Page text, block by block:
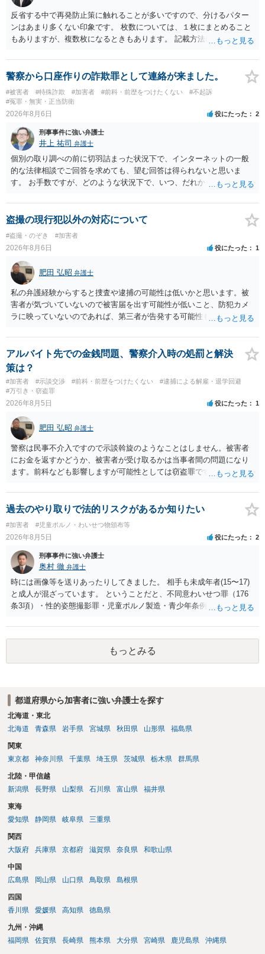
反省する中で再発防止策に触れることが多いですので、分けるパター
ンはあまり多くない印象です。 枚数については、１枚にまとめること
もありますが、複数枚になるときもあります。 記載方法については、
います。 したがいまして、いずれも良いかと考えます。
警察から口座作りの詐欺罪として連絡が来ました。
#被害者 #特殊詐欺 #加害者 #前科・前歴をつけたくない
#不起訴
#冤罪・無実・正当防衛
2026年8月6日 役にたった 2
刑事事件に強い弁護士
井上 祐司 弁護士
個別の取り調べの前に切羽詰まった状況下で、インターネットの一般
的な法律相談でご回答を求めても、望む回答は得られないと思いま
す。 お手数ですが、どのような状況下で、いつ、だれからどのような
の程度だと聞いているのかということについて、お近くで詳細な法律
相談を受けられたうえで対処方法を探された方がよいと思われます。
一般論でいえば、任意取り調べの場合、ＩＣレコーダーを持参して取
り調べ内容を録音することは必須だと考えます。
盗撮の現行犯以外の対応について
#盗撮・のぞき #加害者
2026年8月6日 役にたった 1
肥田 弘昭 弁護士
私の弁護経験からすると捜査や逮捕の可能性は低いかと思います。被
害者が気づいていないので被害届を出す可能性が低いこと、防犯カメ
ラに映っていないのであれば、第三者が告発する可能性も低いこと、
座る女性を盗撮(全体像写真1枚と5秒程度の動画)してしまいました。下
着や胸など強調したものではありません。」とありますが、少なくと
も捜査段階では性的姿態等撮影罪の被疑事実で逮捕勾留されるケース
が私の弁護経験では多くなった印象です（最終的には不起訴ないし各
都道府県の迷惑防止条例違反になることもあります）。2度としないこ
とをお勧めいたします。ご参考にしてください。
アルバイト先での金銭問題、警察介入時の処罰と解決
策は？
#加害者 #示談交渉 #前科・前歴をつけたくない
#逮捕による解雇・退学回避
#万引き・窃盗罪
2026年8月5日 役にたった 1
肥田 弘昭 弁護士
警察は民事不介入ですので示談斡旋のようなことはしません。被害者
にお金を返すかどうか、被害者が受け取るかは当事者間の問題になり
ます。前科なども影響しますが可能性としては窃盗罪ですので、逮捕
過去のやり取りで法的リスクがあるか知りたい
#加害者 #児童ポルノ・わいせつ物頒布等
2026年8月5日 役にたった 2
刑事事件に強い弁護士
奥村 徹 弁護士
時には画像等を送りあったりしてきました。 相手も未成年者(15〜17)
と成人が混ざっています。 ということだと、不同意わいせつ罪（176
条3項）・性的姿態撮影罪・児童ポルノ製造・青少年条例違反（わいせ
で、警察にバレれば、それなりの捜査を受けるでしょう。
もっとみる
都道府県から加害者に強い弁護士を探す
北海道・東北
北海道
青森県 岩手県 宮城県 秋田県 山形県 福島県
関東
東京都
神奈川県 千葉県 埼玉県 茨城県 栃木県 群馬県
北陸・甲信越
新潟県
長野県 山梨県 石川県 富山県 福井県
東海
愛知県
静岡県 岐阜県 三重県
関西
大阪府
兵庫県 京都府 滋賀県 奈良県 和歌山県
中国
広島県
岡山県 山口県 鳥取県 島根県
四国
香川県
愛媛県 高知県 徳島県
九州・沖縄
福岡県
佐賀県 長崎県 熊本県 大分県 宮崎県 鹿児島県 沖縄県